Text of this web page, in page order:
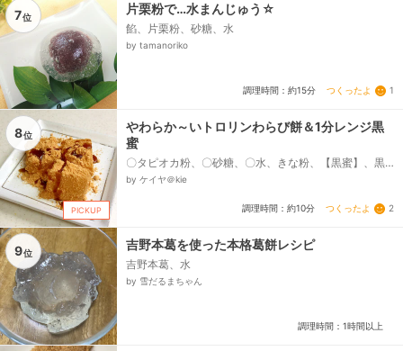
7位
片栗粉で…水まんじゅう☆
餡、片栗粉、砂糖、水
by tamanoriko
調理時間：約15分 つくったよ 1
8位
PICKUP
やわらか～いトロリンわらび餅＆1分レンジ黒
蜜
〇タピオカ粉、〇砂糖、〇水、きな粉、【黒蜜】、黒
砂糖、水
by ケイヤ＠kie
調理時間：約10分 つくったよ 2
9位
吉野本葛を使った本格葛餅レシピ
吉野本葛、水
by 雪だるまちゃん
調理時間：1時間以上